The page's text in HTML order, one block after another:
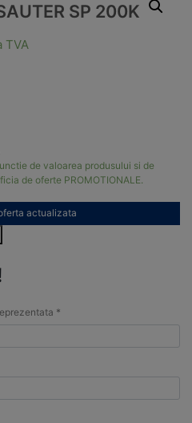
SP 200K
TVA
de valoarea produsului si de
de oferte PROMOTIONALE.
actualizata
*